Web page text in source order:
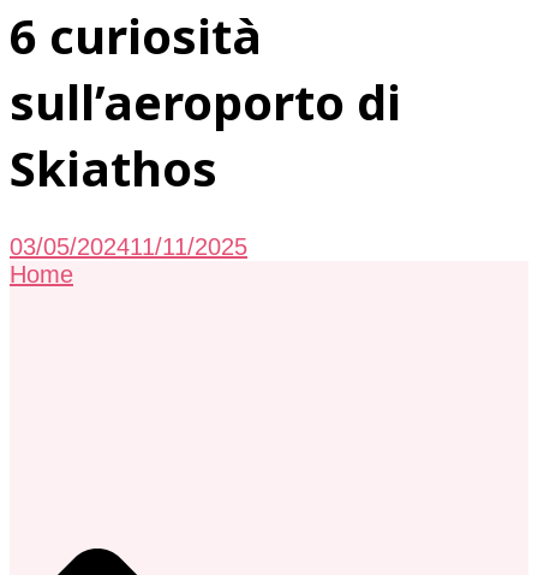
6 curiosità
sull’aeroporto di
Skiathos
03/05/202411/11/2025
Home